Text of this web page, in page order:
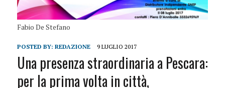
Fabio De Stefano
POSTED BY: REDAZIONE 9 LUGLIO 2017
Una presenza straordinaria a Pescara:
per la prima volta in città,